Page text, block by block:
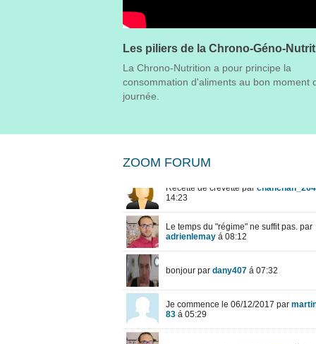
Les piliers de la Chrono-Géno-
La Chrono-Nutrition a pour principe la
consommation d'aliments au bon moment
journée.
ZOOM FORUM